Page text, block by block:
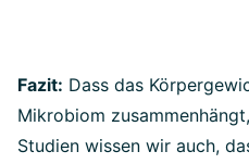
Fazit: Dass das
Mikrobiom
Studien wissen wir auch,